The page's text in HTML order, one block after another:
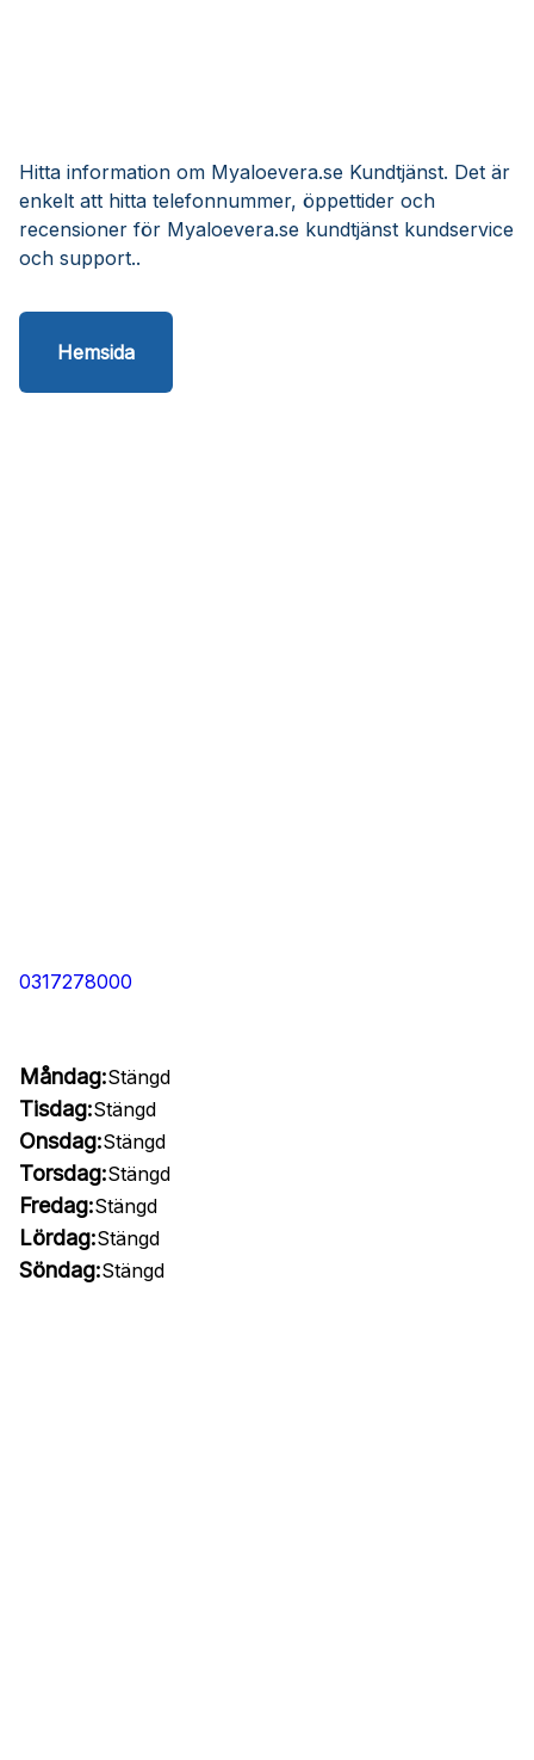
Hitta information om Myaloevera.se Kundtjänst. Det är
enkelt att hitta telefonnummer, öppettider och
recensioner för Myaloevera.se kundtjänst kundservice
och support..
Hemsida
0317278000
Måndag:Stängd
Tisdag:Stängd
Onsdag:Stängd
Torsdag:Stängd
Fredag:Stängd
Lördag:Stängd
Söndag:Stängd